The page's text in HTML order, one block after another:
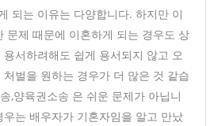
되는 이유는 다양합니다. 하지만 이
문제 때문에 이혼하게 되는 경우도 상
서하려해도 쉽게 용서되지 않고 오
벌을 원하는 경우가 더 많은 것 같습
,양육권소송 은 쉬운 문제가 아닙니
는 배우자가 기혼자임을 알고 만났